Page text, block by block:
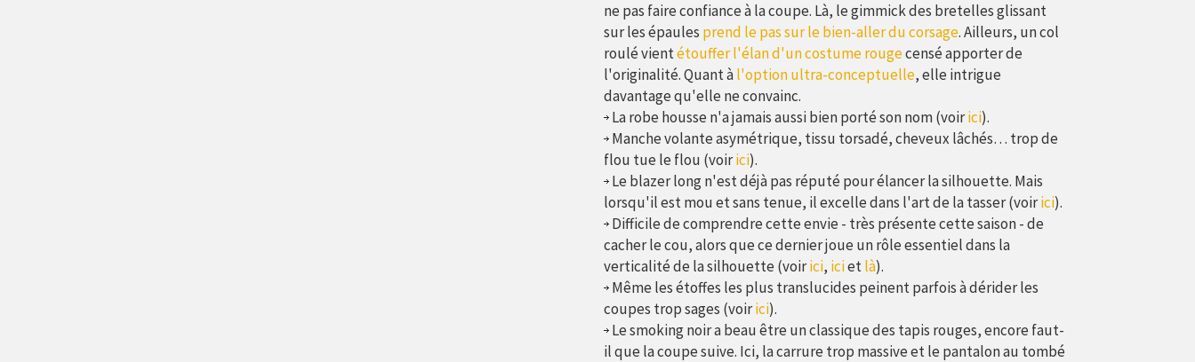
ne pas faire confiance à la coupe. Là, le gimmick des bretelles glissant
sur les épaules prend le pas sur le bien-aller du corsage. Ailleurs, un col
roulé vientétouffer l'élan d'un costume rougecensé apporter de
l'originalité. Quant àl'option ultra-conceptuelle, elle intrigue
davantage qu'elle ne convainc.
La robe housse n'a jamais aussi bien porté son nom (voirici).
Manche volante asymétrique, tissu torsadé, cheveux lâchés… trop de
flou tue le flou (voirici).
Le blazer long n'est déjà pas réputé pour élancer la silhouette. Mais
lorsqu'il est mou et sans tenue, il excelle dans l'art de la tasser (voirici).
Difficile de comprendre cette envie - très présente cette saison - de
cacher le cou, alors que ce dernier joue un rôle essentiel dans la
verticalité de la silhouette (voirici, icietlà).
Même les étoffes les plus translucides peinent parfois à dérider les
coupes trop sages (voirici).
Le smoking noir a beau être un classique des tapis rouges, encore faut-
il que la coupe suive. Ici, la carrure trop massive et le pantalon au tombé